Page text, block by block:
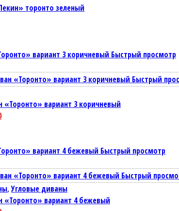
торонто зеленый
Быстрый просмотр
Быстрый
вариант 3 коричневый
Быстрый просмотр
Быстрый
,Угловые диваны
вариант 4 бежевый